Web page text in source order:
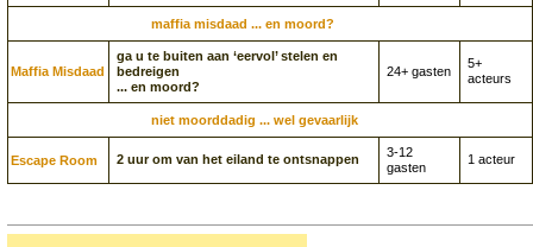
maffia misdaad ... en moord?
Maffia Misdaad
ga u te buiten aan ‘eervol’ stelen en
bedreigen
... en moord?
24+ gasten
5+
acteurs
niet moorddadig ... wel gevaarlijk
Escape Room 2 uur om van het eiland te ontsnappen
3-12
gasten
1 acteur